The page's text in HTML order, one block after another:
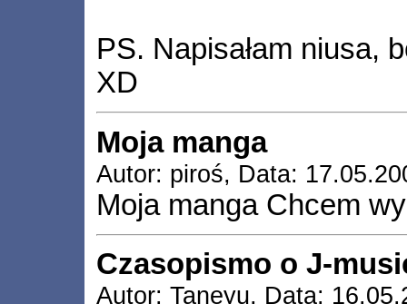
PS. Napisałam niusa,
XD
Moja manga
Autor: piroś, Data:
Moja manga Chcem
Czasopismo o J-
Autor: Taneyu, Data: